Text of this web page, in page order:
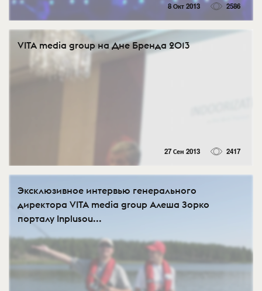
8 Окт 2013 2586
VITA media group на Дне Бренда 2013
27 Сен 2013 2417
Эксклюзивное интервью генерального
директора VITA media group Алеша Зорко
порталу Inplusou...